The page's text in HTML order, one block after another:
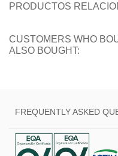
PRODUCTOS
CUSTOMERS WHO
ALSO BOUGHT:
FREQUENTLY ASKED